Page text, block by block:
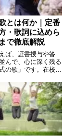
とは何か｜定番
・歌詞に込めら
で徹底解説
ば、証書授与や答
んで、心に深く残る
の歌」です。在校生
返りながら静かに歌
、その場の空気を一
誘う力を持っていま
式では歌が欠かせな